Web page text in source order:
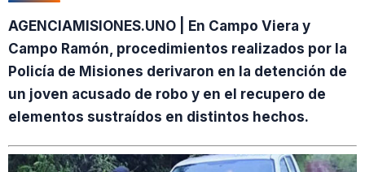
AGENCIAMISIONES.UNO | En Campo Viera y
Campo Ramón, procedimientos realizados por la
Policía de Misiones derivaron en la detención de
un joven acusado de robo y en el recupero de
elementos sustraídos en distintos hechos.